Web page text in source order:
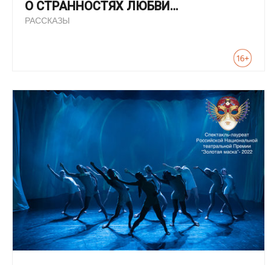
О СТРАННОСТЯХ ЛЮБВИ…
РАССКАЗЫ